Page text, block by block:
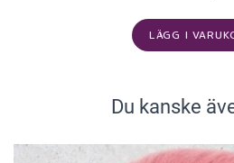
LÄGG I
Du kanske